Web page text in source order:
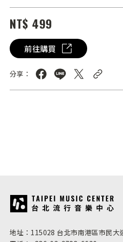
NT$ 499
前往購買
分享：
:::
地址：115028 台北市南港區市民大